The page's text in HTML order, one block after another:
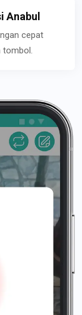
Anabul
cepat
tombol.